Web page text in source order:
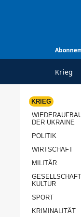
Krieg
KRIEG
DER UKRAINE
POLITIK
WIRTSCHAFT
MILITÄR
KULTUR
SPORT
KRIMINALITÄT